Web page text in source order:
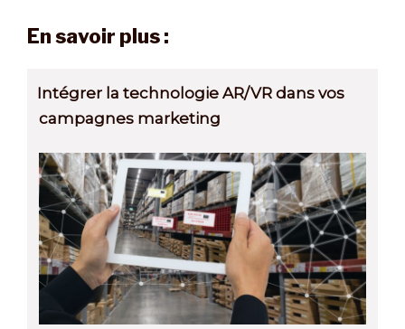
En savoir plus :
Intégrer la technologie AR/VR dans vos
campagnes marketing